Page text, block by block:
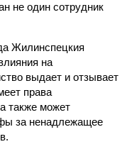
не один сотрудник
Жилинспецкия
на
выдает и отзывает
права
также может
за ненадлежащее